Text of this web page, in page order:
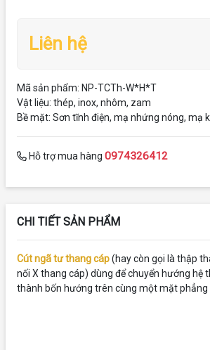
Liên hệ
Mã sản phẩm: NP-TCTh-W*H*T
Vật liệu: thép, inox, nhôm, zam
Bề mặt: Sơn tĩnh điện, mạ nhứng nóng, mạ
Hỗ trợ mua hàng 0974326412
CHI TIẾT SẢN PHẨM
Cút ngã tư thang cáp(hay còn gọi là thập
nối X thang cáp) dùng để chuyển hướng hệ
thành bốn hướng trên cùng một mặt phẳng